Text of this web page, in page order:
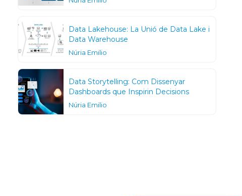
Data Lakehouse: La Unió de Data Lake i
Data Warehouse
Núria Emilio
Data Storytelling: Com Dissenyar
Dashboards que Inspirin Decisions
Núria Emilio